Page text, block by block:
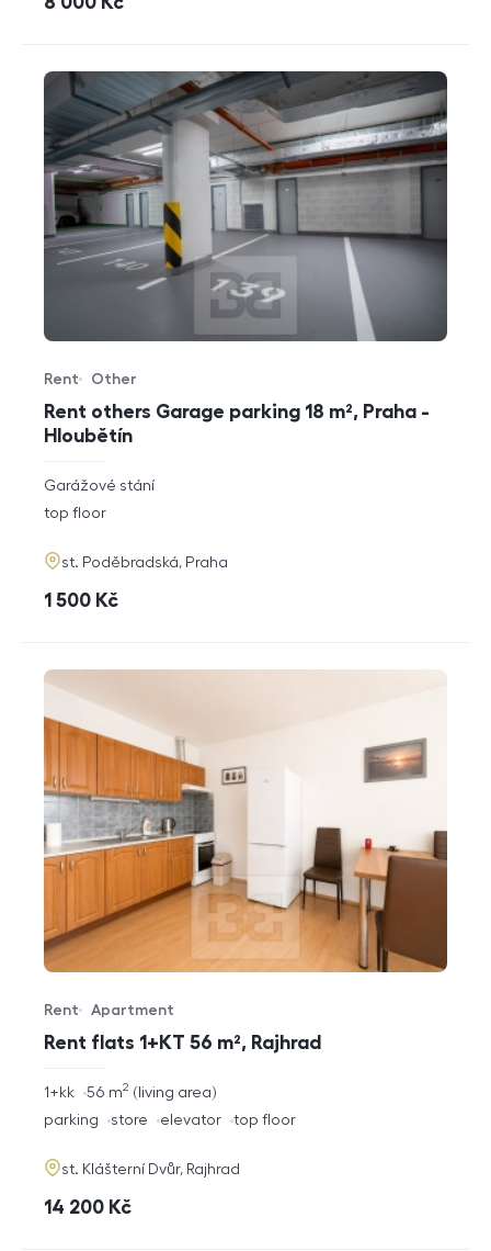
Rent others Garage parking 18 m², Praha -
Hloubětín
Offer type
Rent
Property type
Other
rozměry
disposition
Garážové stání
funkce
top floor
adresa
st. Poděbradská, Praha
cena
1 500 Kč
Rent flats 1+KT 56 m², Rajhrad
Offer type
Rent
Property type
Apartment
rozměry
disposition
1+kk living area
56 m2
funkce
parking store elevator top floor
adresa
st. Klášterní Dvůr, Rajhrad
cena
14 200 Kč